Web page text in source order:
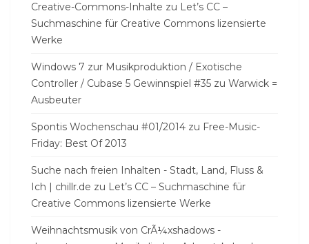
Creative-Commons-Inhalte zu Let’s CC –
Suchmaschine für Creative Commons lizensierte
Werke
Windows 7 zur Musikproduktion / Exotische
Controller / Cubase 5 Gewinnspiel #35 zu Warwick =
Ausbeuter
Spontis Wochenschau #01/2014 zu Free-Music-
Friday: Best Of 2013
Suche nach freien Inhalten - Stadt, Land, Fluss &
Ich | chillr.de zu Let’s CC – Suchmaschine für
Creative Commons lizensierte Werke
Weihnachtsmusik von CrÃ¼xshadows -